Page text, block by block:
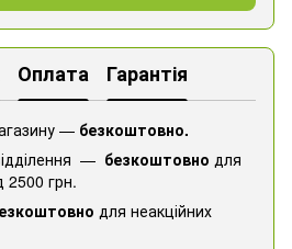
Оплата Гарантія
— безкоштовно.
— безкоштовно для
2500 грн.
для неакційних